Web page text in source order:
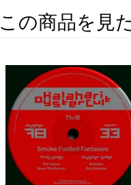
この商品を見